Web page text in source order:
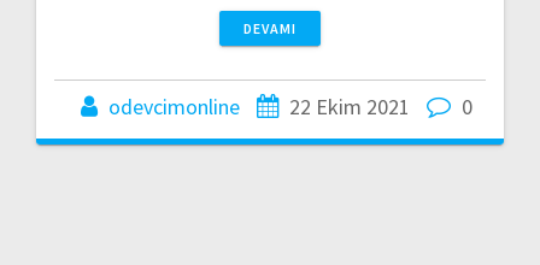
DEVAMI
odevcimonline 22 Ekim 2021 0